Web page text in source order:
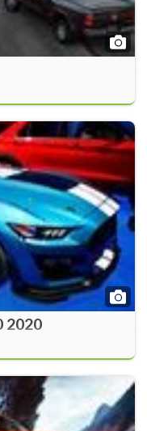
2020